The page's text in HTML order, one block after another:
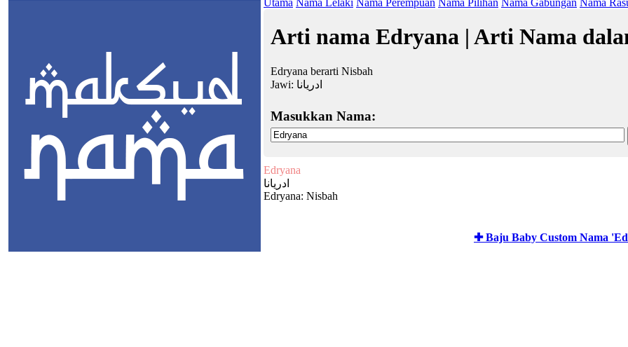
Utama Nama Lelaki Nama Perempuan Nama Pilihan Nama Gabungan Nama
Arti nama Edryana | Arti Nama
Edryana berarti Nisbah
Jawi: ادريانا
Masukkan Nama:
Edryana
ادريانا
Edryana: Nisbah
✚ Baju Baby Custom Nama